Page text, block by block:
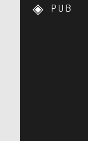
PUB